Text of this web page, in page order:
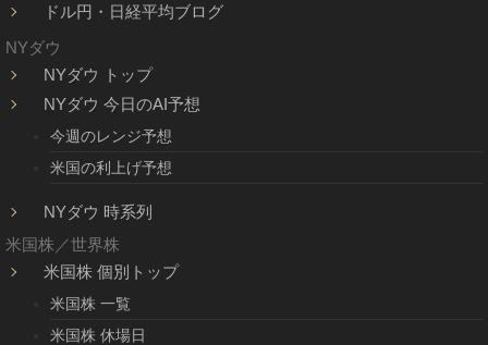
ドル円・日経平均ブログ
NYダウ
NYダウ トップ
NYダウ 今日のAI予想
今週のレンジ予想
米国の利上げ予想
NYダウ 時系列
米国株／世界株
米国株 個別トップ
米国株 一覧
米国株 休場日